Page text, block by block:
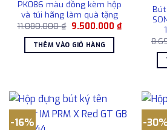
PK086 màu đồng kèm hộp
và túi hãng làm quà tặng
11.080.000₫ Giá
là:
11.080.000 ₫.
9.500.000 ₫Giá
hiện
9.500.000
THÊM VÀO GIỎ HÀNG
-16% -